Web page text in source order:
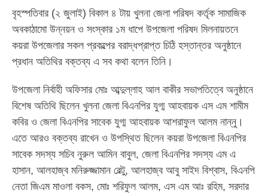
বৃহস্পতিবার (২ জুলাই) বিকাল ৪ টায় খুলনা জেলা পরিষদ কর্তৃক সামাজিক
অবকাঠামো উন্নয়ন ও সংস্কার ১ম ধাপে উপজেলা পরিষদ মিলনায়তনে
কয়রা উপজেলার সকল প্রকল্পের বরাদ্ধপ্রাপ্ত চিঠি হস্তান্তর অনুষ্ঠানে
প্রধান অতিথির বক্তব্য এ সব কথা বলেন তিনি।
উপজেলা নির্বাহী অফিসার মোঃ আব্দুল্লাহ আল বাকীর সভাপতিত্বে অনুষ্ঠানে
বিশেষ অতিথি ছিলেন খুলনা জেলা বিএনপির যুগ্ম আহবায়ক এস এম শামীম
কবির ও জেলা বিএনপির সাবেক যুগ্ম আহবায়ক আশরাফুল আলম নান্নু।
এতে আরও বক্তব্য রাখেন ও উপস্থিত ছিলেন কয়রা উপজেলা বিএনপির
সাবেক সদস্য সচিব নুরুল আমিন বাবুল, জেলা বিএনপির সদস্য এম এ
হাসান, আলহাজ্ব মনিরুজ্জামান বেল্টু, আলহাজ্ব আবু সাইদ বিশ্বাস, বিএনপি
নেতা জিএম মাওলা বকস, মোঃ শরিফুল আলম, এস এম আঃ রহিম, সরদার